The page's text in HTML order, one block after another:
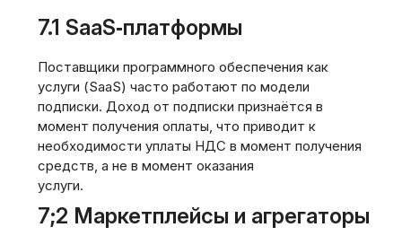
7.1 SaaS‑платформы
Поставщики программного обеспечения как
услуги (SaaS) часто работают по модели
подписки. Доход от подписки признаётся в
момент получения оплаты, что приводит к
необходимости уплаты НДС в момент получения
средств, а не в момент оказания
услуги.
7;2 Маркетплейсы и агрегаторы